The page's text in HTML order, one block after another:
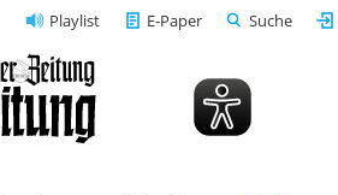
Playlist E-Paper Suche